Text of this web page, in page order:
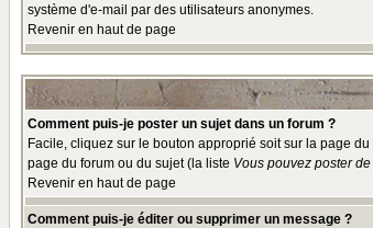
système d'e-mail par des utilisateurs anonymes.
Revenir en haut de page
Comment puis-je poster un sujet dans un forum ?
Facile, cliquez sur le bouton approprié soit sur la page
page du forum ou du sujet (la liste Vous pouvez poster
Revenir en haut de page
Comment puis-je éditer ou supprimer un message ?